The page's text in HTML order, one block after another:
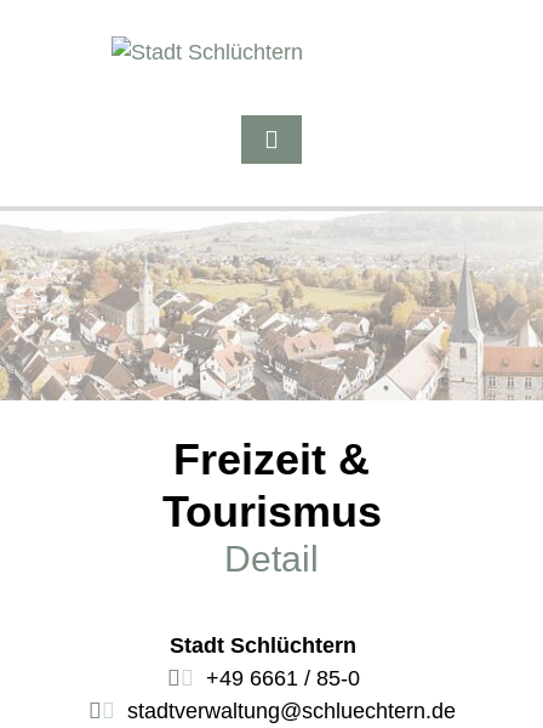
Freizeit &
Tourismus
Detail
Stadt Schlüchtern
+49 6661 / 85-0
stadtverwaltung@schluechtern.de